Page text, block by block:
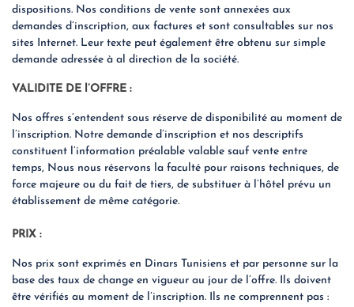
dispositions. Nos conditions de vente sont annexées aux
demandes d’inscription, aux factures et sont consultables sur nos
sites Internet. Leur texte peut également être obtenu sur simple
demande adressée à al direction de la société.
VALIDITE DE l’OFFRE :
Nos offres s’entendent sous réserve de disponibilité au moment de
l’inscription. Notre demande d’inscription et nos descriptifs
constituent l’information préalable valable sauf vente entre
temps, Nous nous réservons la faculté pour raisons techniques, de
force majeure ou du fait de tiers, de substituer à l’hôtel prévu un
établissement de même catégorie.
PRIX :
Nos prix sont exprimés en Dinars Tunisiens et par personne sur la
base des taux de change en vigueur au jour de l’offre. Ils doivent
être vérifiés au moment de l’inscription. Ils ne comprennent pas :